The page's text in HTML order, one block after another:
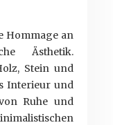
Hommage an
Ästhetik.
Stein und
Interieur und
Ruhe und